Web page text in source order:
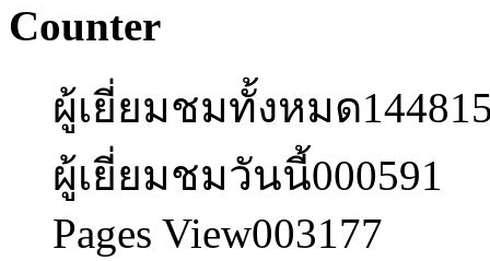
Counter
ผู้เยี่ยมชมทั้งหมด
ผู้เยี่ยมชมวันนี้000591
Pages View003177